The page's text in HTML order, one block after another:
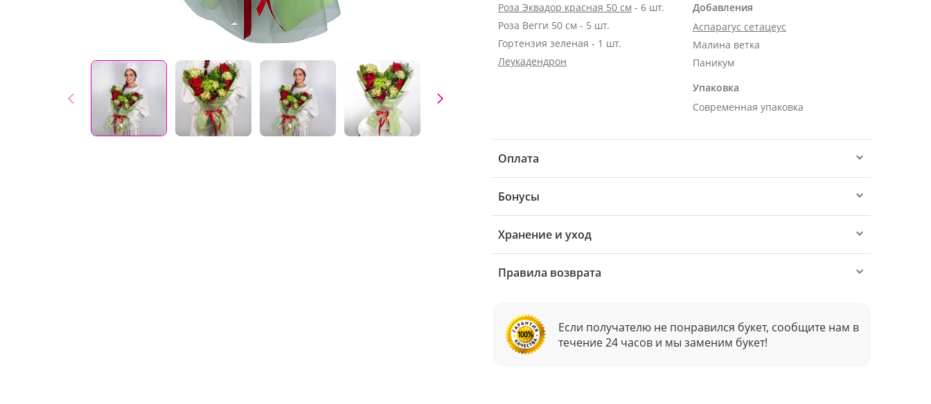
Роза Эквадор красная 50 см - 6 шт.
Роза Вегги 50 см - 5 шт.
Гортензия зеленая - 1 шт.
Леукадендрон
Добавления
Аспарагус сетацеус
Малина ветка
Паникум
Упаковка
Современная упаковка
Оплата
Бонусы
Хранение и уход
Правила возврата
Если получателю не понравился букет, сообщите нам в
течение 24 часов и мы заменим букет!